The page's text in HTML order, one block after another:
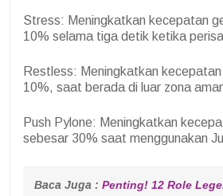
Stress: Meningkatkan kecepatan
10% selama tiga detik ketika
Restless: Meningkatkan
10%, saat berada di luar zona
Push Pylone: Meningkatkan
sebesar 30% saat menggunakan
Baca Juga : Penting! 12 Role